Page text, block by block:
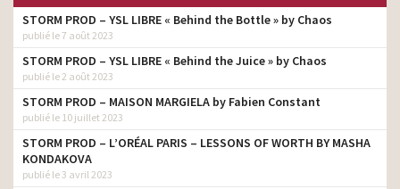
STORM PROD – YSL LIBRE « Behind the Bottle » by Chaos
publié le 7 août 2023
STORM PROD – YSL LIBRE « Behind the Juice » by Chaos
publié le 2 août 2023
STORM PROD – MAISON MARGIELA by Fabien Constant
publié le 10 juillet 2023
STORM PROD – L’ORÉAL PARIS – LESSONS OF WORTH BY MASHA
KONDAKOVA
publié le 3 avril 2023